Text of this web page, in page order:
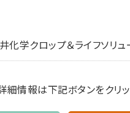
化学クロップ＆ライフソリュ
情報は下記ボタンをクリ